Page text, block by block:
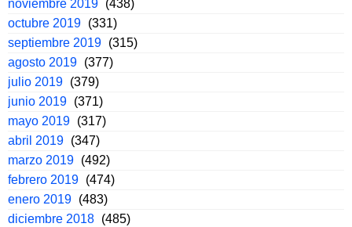
noviembre 2019 (438)
octubre 2019 (331)
septiembre 2019 (315)
agosto 2019 (377)
julio 2019 (379)
junio 2019 (371)
mayo 2019 (317)
abril 2019 (347)
marzo 2019 (492)
febrero 2019 (474)
enero 2019 (483)
diciembre 2018 (485)